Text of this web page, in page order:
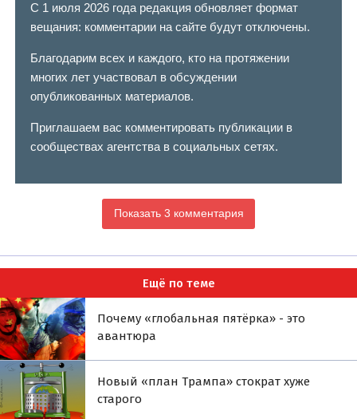
С 1 июля 2026 года редакция обновляет формат
вещания: комментарии на сайте будут отключены.
Благодарим всех и каждого, кто на протяжении
многих лет участвовал в обсуждении
опубликованных материалов.
Приглашаем вас комментировать публикации в
сообществах агентства в социальных сетях.
Показать 3 комментария
Ещё по теме
Почему «глобальная пятёрка» - это
авантюра
Новый «план Трампа» стократ хуже
старого